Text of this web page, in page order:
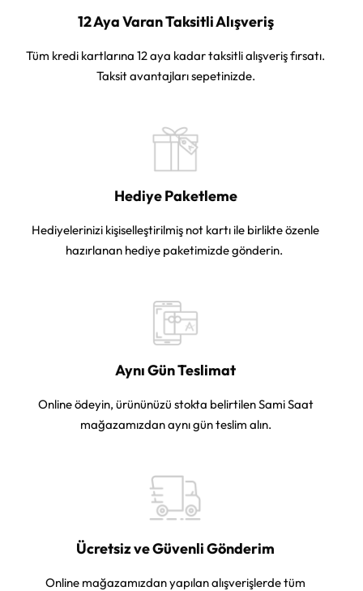
12 Aya Varan Taksitli Alışveriş
Tüm kredi kartlarına 12 aya kadar taksitli alışveriş fırsatı.
Taksit avantajları sepetinizde.
Hediye Paketleme
Hediyelerinizi kişiselleştirilmiş not kartı ile birlikte özenle
hazırlanan hediye paketimizde gönderin.
Aynı Gün Teslimat
Online ödeyin, ürününüzü stokta belirtilen Sami Saat
mağazamızdan aynı gün teslim alın.
Ücretsiz ve Güvenli Gönderim
Online mağazamızdan yapılan alışverişlerde tüm